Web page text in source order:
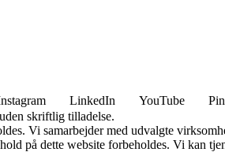
LinkedIn YouTube
skriftlig tilladelse.
Vi samarbejder med udvalgte
på dette website forbeholdes. Vi kan